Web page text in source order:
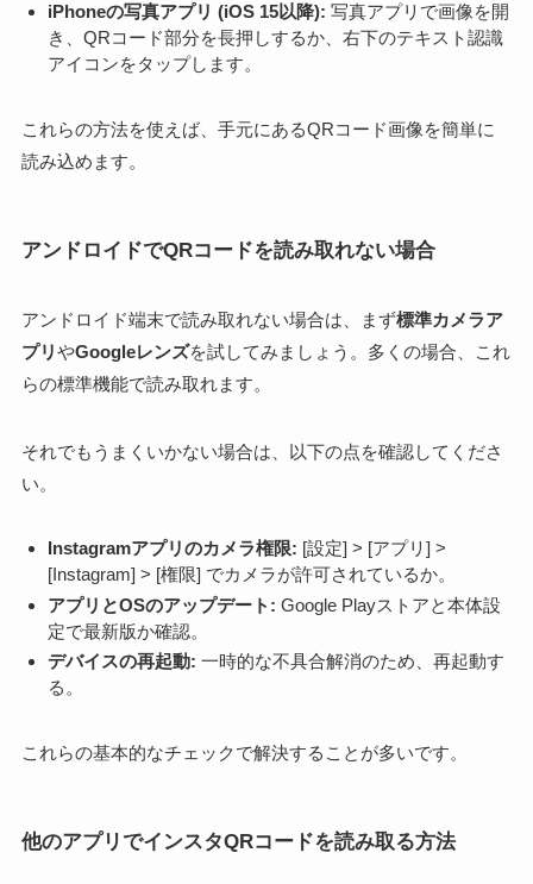
iPhoneの写真アプリ (iOS 15以降): 写真アプリで画像を開
き、QRコード部分を長押しするか、右下のテキスト認識
アイコンをタップします。
これらの方法を使えば、手元にあるQRコード画像を簡単に
読み込めます。
アンドロイドでQRコードを読み取れない場合
アンドロイド端末で読み取れない場合は、まず標準カメラア
プリやGoogleレンズを試してみましょう。多くの場合、これ
らの標準機能で読み取れます。
それでもうまくいかない場合は、以下の点を確認してくださ
い。
Instagramアプリのカメラ権限: [設定] > [アプリ] >
[Instagram] > [権限] でカメラが許可されているか。
アプリとOSのアップデート: Google Playストアと本体設
定で最新版か確認。
デバイスの再起動: 一時的な不具合解消のため、再起動す
る。
これらの基本的なチェックで解決することが多いです。
他のアプリでインスタQRコードを読み取る方法